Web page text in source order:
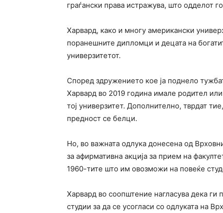
граѓански права истражува, што одделот
Харвард, како и многу американски
поранешните дипломци и децата на
универзитетот.
Според здружението кое ја поднело
Харвард во 2019 година имале родител
тој универзитет. Дополнително, тврдат
предност се белци.
Но, во важната одлука донесена од
за афирмативна акција за прием на
1960-тите што им овозможи на повеќе
Харвард во соопштение нагласува дека
студии за да се усогласи со одлуката на